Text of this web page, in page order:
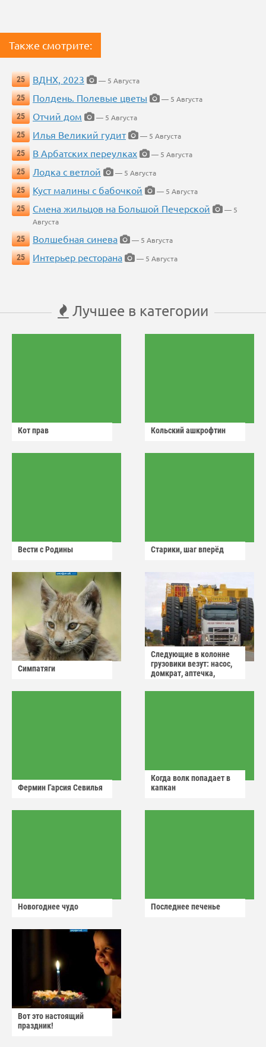
Также смотрите:
25 ВДНХ, 2023
— 5 Августа
25
Полдень. Полевые цветы
— 5 Августа
25
Отчий дом
— 5 Августа
25
Илья Великий гудит
— 5 Августа
25
В Арбатских переулках
— 5 Августа
25
Лодка с ветлой
— 5 Августа
25
Куст малины с бабочкой
— 5 Августа
25
Смена жильцов на Большой Печерской
— 5
Августа
25
Волшебная синева
— 5 Августа
25
Интерьер ресторана — 5 Августа
Лучшее в категории
Кот прав Кольский ашкрофтин
Вести с Родины Старики, шаг вперёд
Симпатяги
Следующие в колонне
грузовики везут: насос,
домкрат, аптечка,
Фермин Гарсия Севилья
Когда волк попадает в
капкан
Новогоднее чудо Последнее печенье
Вот это настоящий
праздник!